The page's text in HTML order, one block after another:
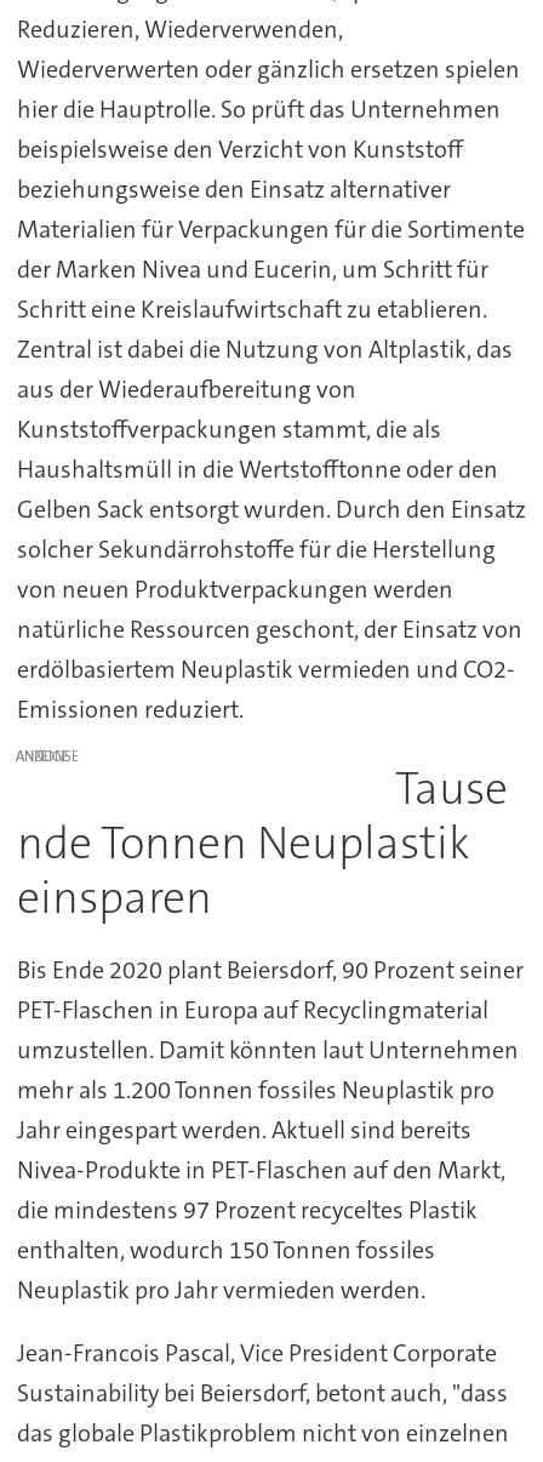
Reduzieren, Wiederverwenden,
Wiederverwerten oder gänzlich ersetzen spielen
hier die Hauptrolle. So prüft das Unternehmen
beispielsweise den Verzicht von Kunststoff
beziehungsweise den Einsatz alternativer
Materialien für Verpackungen für die Sortimente
der Marken Nivea und Eucerin, um Schritt für
Schritt eine Kreislaufwirtschaft zu etablieren.
Zentral ist dabei die Nutzung von Altplastik, das
aus der Wiederaufbereitung von
Kunststoffverpackungen stammt, die als
Haushaltsmüll in die Wertstofftonne oder den
Gelben Sack entsorgt wurden. Durch den Einsatz
solcher Sekundärrohstoffe für die Herstellung
von neuen Produktverpackungen werden
natürliche Ressourcen geschont, der Einsatz von
erdölbasiertem Neuplastik vermieden und CO2-
Emissionen reduziert.
ANZEIGE
Tause
nde Tonnen Neuplastik
einsparen
Bis Ende 2020 plant Beiersdorf, 90 Prozent seiner
PET-Flaschen in Europa auf Recyclingmaterial
umzustellen. Damit könnten laut Unternehmen
mehr als 1.200 Tonnen fossiles Neuplastik pro
Jahr eingespart werden. Aktuell sind bereits
Nivea-Produkte in PET-Flaschen auf den Markt,
die mindestens 97 Prozent recyceltes Plastik
enthalten, wodurch 150 Tonnen fossiles
Neuplastik pro Jahr vermieden werden.
Jean-Francois Pascal, Vice President Corporate
Sustainability bei Beiersdorf, betont auch, "dass
das globale Plastikproblem nicht von einzelnen